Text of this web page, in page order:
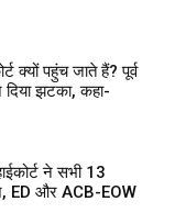
क्यों पहुंच जाते हैं? पूर्व
झटका, कहा-
ने सभी 13
ED और ACB-EOW